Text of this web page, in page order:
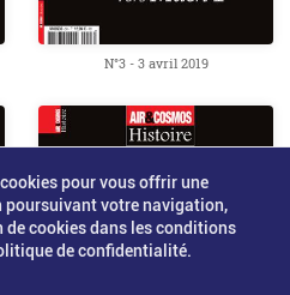
N°3 - 3 avril 2019
pour vous offrir une
poursuivant votre navigation,
cookies dans les conditions
de confidentialité.